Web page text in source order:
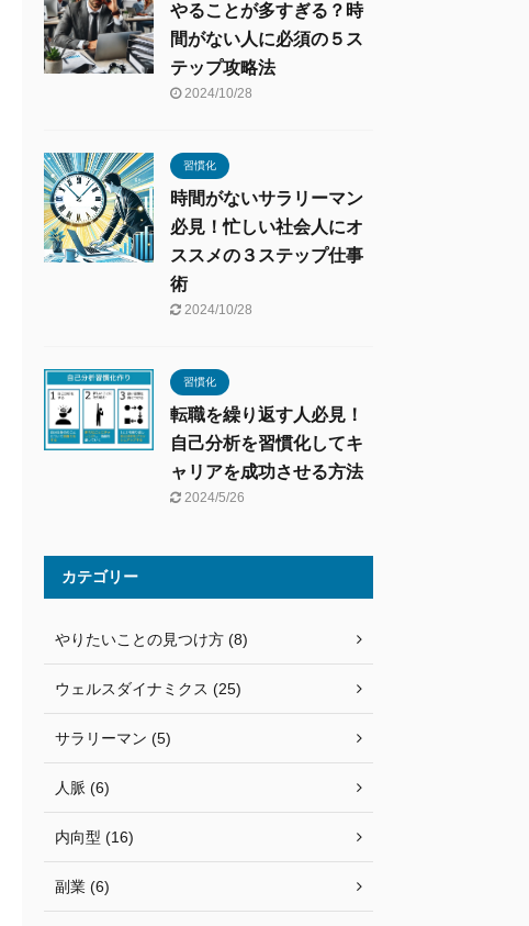
やることが多すぎる？時
間がない人に必須の５ス
テップ攻略法
2024/10/28
習慣化
時間がないサラリーマン
必見！忙しい社会人にオ
ススメの３ステップ仕事
術
2024/10/28
習慣化
転職を繰り返す人必見！
自己分析を習慣化してキ
ャリアを成功させる方法
2024/5/26
カテゴリー
やりたいことの見つけ方 (8)
ウェルスダイナミクス (25)
サラリーマン (5)
人脈 (6)
内向型 (16)
副業 (6)